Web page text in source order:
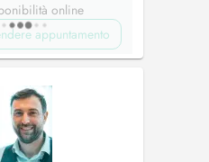
online
appuntamento